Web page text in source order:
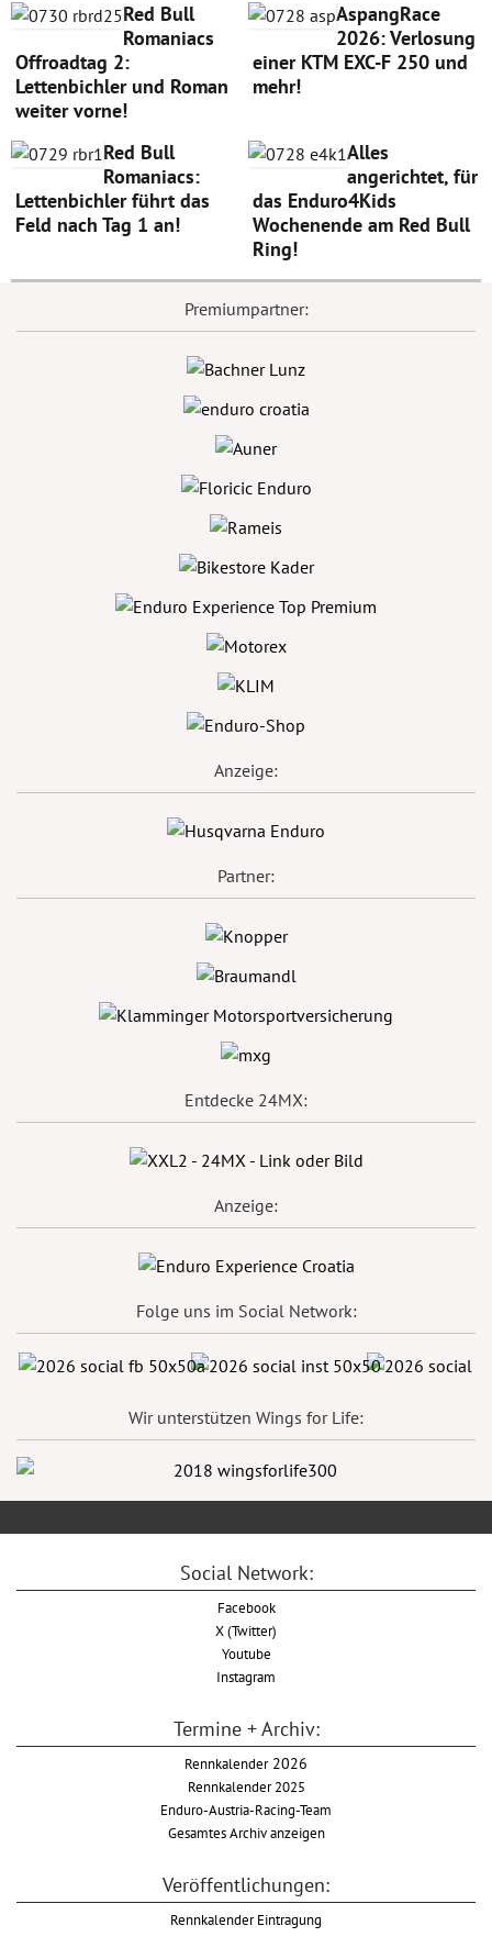
Red Bull
Romaniacs
Offroadtag 2:
Lettenbichler und Roman
weiter vorne!
AspangRace
2026: Verlosung
einer KTM EXC-F 250 und
mehr!
Red Bull
Romaniacs:
Lettenbichler führt das
Feld nach Tag 1 an!
Alles
angerichtet, für
das Enduro4Kids
Wochenende am Red Bull
Ring!
Premiumpartner:
Anzeige:
Partner:
Entdecke 24MX:
Anzeige:
Folge uns im Social Network:
Wir unterstützen Wings for Life:
Social Network:
Facebook
X (Twitter)
Youtube
Instagram
Termine + Archiv:
Rennkalender2026
Rennkalender 2025
Enduro-Austria-Racing-Team
Gesamtes Archiv anzeigen
Veröffentlichungen:
Rennkalender Eintragung